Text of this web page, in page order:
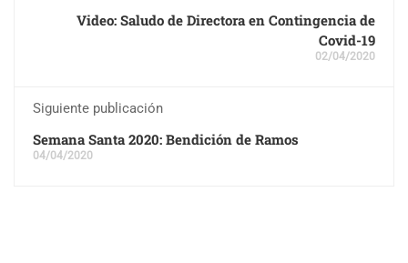
Video: Saludo de Directora en Contingencia de
Covid-19
02/04/2020
Siguiente publicación
Semana Santa 2020: Bendición de Ramos
04/04/2020